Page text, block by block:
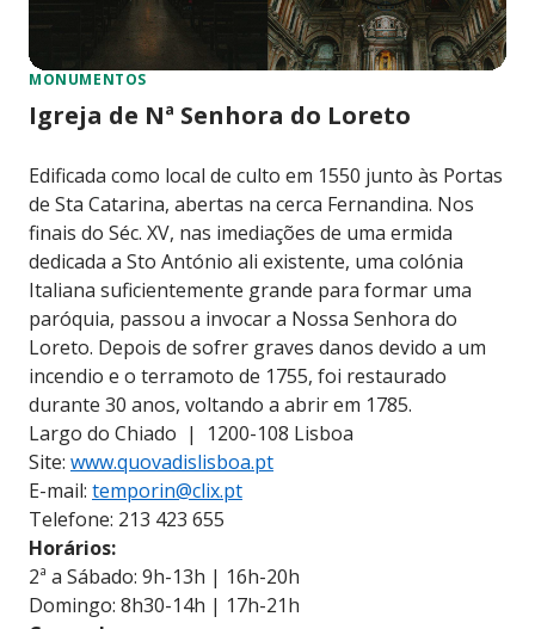
MONUMENTOS
Igreja de Nª Senhora do Loreto
Edificada como local de culto em 1550 junto às Portas
de Sta Catarina, abertas na cerca Fernandina. Nos
finais do Séc. XV, nas imediações de uma ermida
dedicada a Sto António ali existente, uma colónia
Italiana suficientemente grande para formar uma
paróquia, passou a invocar a Nossa Senhora do
Loreto. Depois de sofrer graves danos devido a um
incendio e o terramoto de 1755, foi restaurado
durante 30 anos, voltando a abrir em 1785.
Largo do Chiado | 1200-108 Lisboa
Site: www.quovadislisboa.pt
E-mail: temporin@clix.pt
Telefone: 213 423 655
Horários:
2ª a Sábado: 9h-13h | 16h-20h
Domingo: 8h30-14h | 17h-21h